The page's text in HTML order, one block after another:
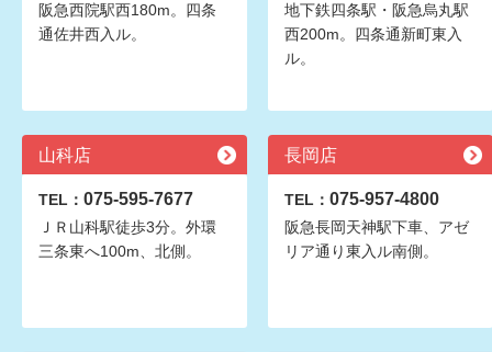
阪急西院駅西180m。四条
通佐井西入ル。
地下鉄四条駅・阪急烏丸駅
西200m。四条通新町東入
ル。
山科店
TEL： 075-595-7677
ＪＲ山科駅徒歩3分。外環
三条東へ100m、北側。
長岡店
TEL： 075-957-4800
阪急長岡天神駅下車、アゼ
リア通り東入ル南側。